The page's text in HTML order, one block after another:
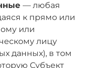
— любая
к прямо или
или
лицу
данных), в том
Субъект